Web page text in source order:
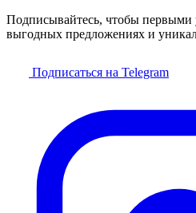
Подписывайтесь, чтобы первыми
выгодных предложениях и
Подписаться на Telegram